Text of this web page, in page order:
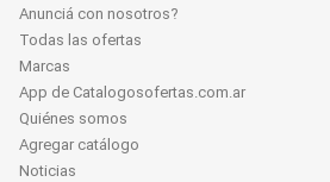
Anunciá con nosotros?
Todas las ofertas
Marcas
App de Catalogosofertas.com.ar
Quiénes somos
Agregar catálogo
Noticias